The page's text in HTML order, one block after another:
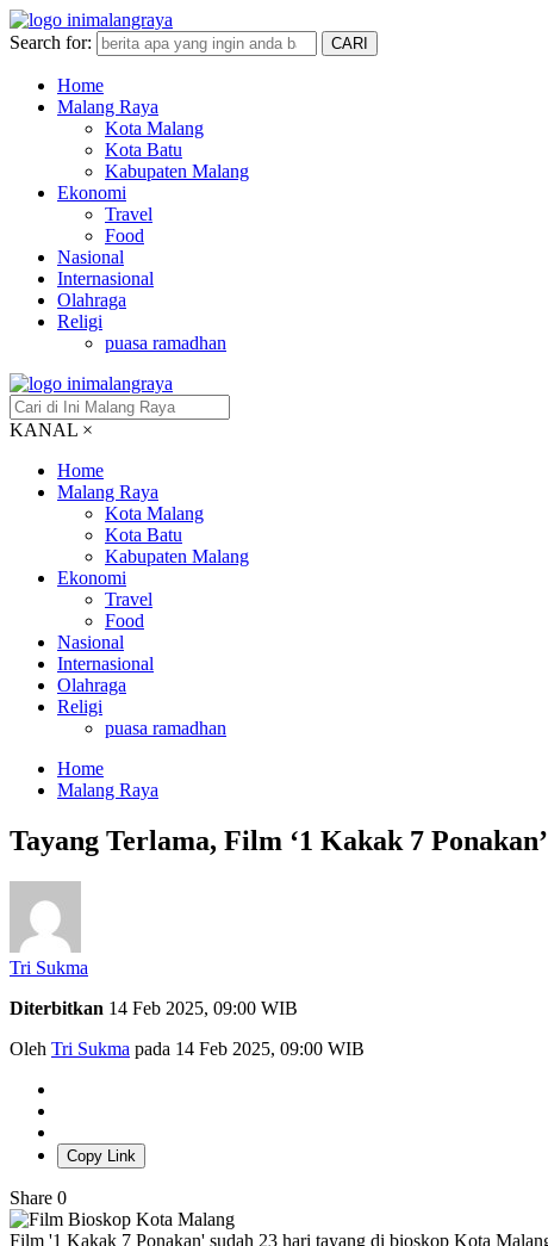
Search for: CARI
Home
Malang Raya
Kota Malang
Kota Batu
Kabupaten Malang
Ekonomi
Travel
Food
Nasional
Internasional
Olahraga
Religi
puasa ramadhan
KANAL ×
Home
Malang Raya
Kota Malang
Kota Batu
Kabupaten Malang
Ekonomi
Travel
Food
Nasional
Internasional
Olahraga
Religi
puasa ramadhan
Home
Malang Raya
Tayang Terlama, Film ‘1 Kakak 7
Tri Sukma
Diterbitkan 14 Feb 2025, 09:00 WIB
Oleh Tri Sukma pada 14 Feb 2025, 09:00 WIB
Copy Link
Share 0
Film '1 Kakak 7 Ponakan' sudah 23 hari tayang di bioskop Kota